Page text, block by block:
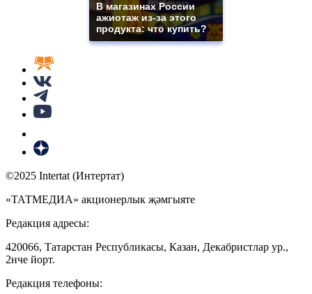
В магазинах России
ажиотаж из-за этого
продукта: что купить?
©2025 Intertat (Интертат)
«ТАТМЕДИА» акционерлык җәмгыяте
Редакция адресы:
420066, Татарстан Республикасы, Казан, Декабристлар ур.,
2нче йорт.
Редакция телефоны: